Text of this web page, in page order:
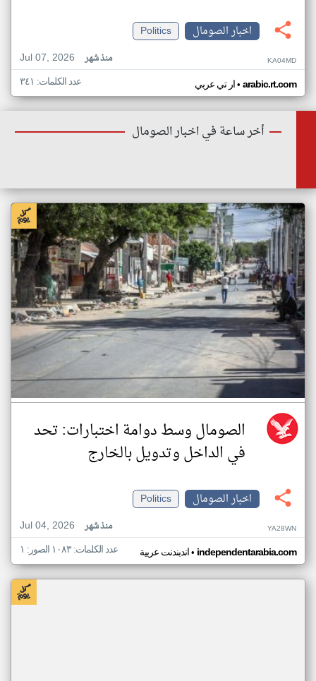
اخبار الصومال
Politics
Jul 07, 2026
منذ شهر KA04MD
ار تي عربي• arabic.rt.com عدد الكلمات: ٣٤١
أخر ساعة في اخبار الصومال
الصومال وسط دوامة اختبارات: تحد
في الداخل وتدويل بالخارج
اخبار الصومال
Politics
Jul 04, 2026
منذ شهر YA28WN
اندبندنت عربية• independentarabia.com عدد الكلمات: ١٠٨٣ الصور: ١